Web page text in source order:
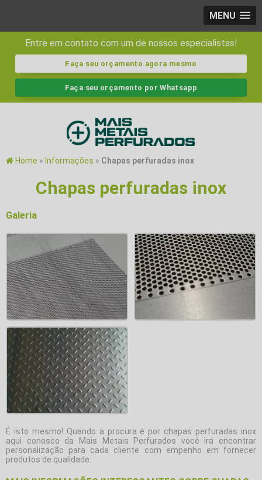
MENU
Entre em contato com um de nossos especialistas!
Faça seu orçamento agora mesmo
Faça seu orçamento por Whatsapp
Home » Informações » Chapas perfuradas inox
Chapas perfuradas inox
Galeria
É isto mesmo! Quando a procura é por chapas perfuradas inox
aqui conosco da Mais Metais Perfurados você irá encontrar
personalização para cada cliente com empenho em fornecer
produtos de qualidade.